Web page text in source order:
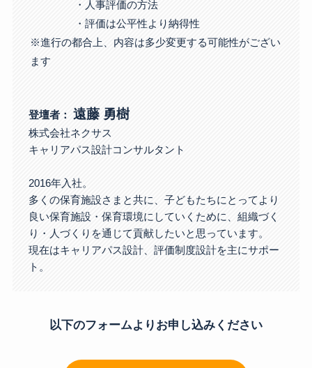
・人事評価の方法
・評価は公平性より納得性
※進行の都合上、内容は多少変更する可能性がござい
ます
登壇者： 遠藤 勇樹
株式会社ネクサス
キャリアパス設計コンサルタント
2016年入社。
多くの保育施設さまと共に、子どもたちにとってより
良い保育施設・保育環境にしていくために、組織づく
り・人づくりを通じて貢献したいと思っています。
現在はキャリアパス設計、評価制度設計を主にサポー
ト。
以下のフォームよりお申し込みください